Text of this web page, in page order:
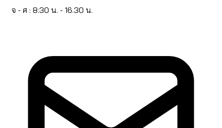
จ - ศ : 8:30 น. - 16.30 น.